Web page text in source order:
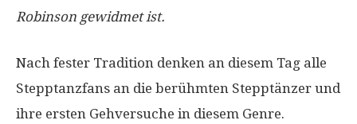
Robinson gewidmet ist.
Nach fester Tradition denken an diesem Tag alle
Stepptanzfans an die berühmten Stepptänzer und
ihre ersten Gehversuche in diesem Genre.